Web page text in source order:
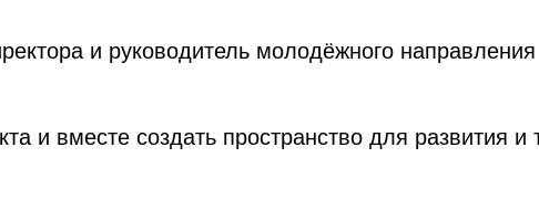
и руководитель молодёжного
и вместе создать пространство для развития и